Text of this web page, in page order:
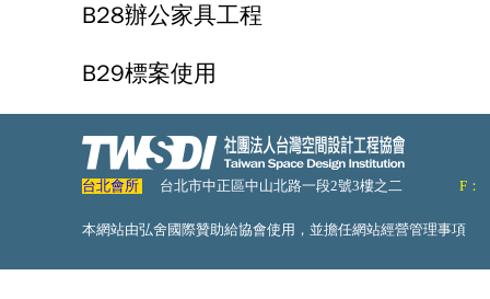
B28辦公家具工程
B29標案使用
台北會所 台北市中正區中山北路一段2號3樓之二 F：
本網站由弘舍國際贊助給協會使用，並擔任網站經營管理事項